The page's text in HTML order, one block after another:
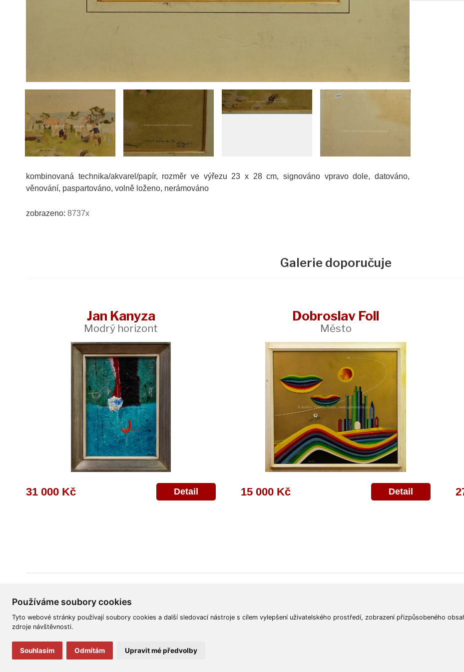
Používáme soubory cookies
Tyto webové stránky používají soubory cookies a další sledovací nástroje s cílem vylepšení uživatelského prostředí, zobrazení přizpůsobeného
zdroje návštěvnosti.
Souhlasím Odmítám Upravit mé předvolby
kombinovaná technika/akvarel/papír, rozměr ve výřezu 23 x 28 cm, signováno vpravo dole, datováno,
věnování, paspartováno, volně loženo, nerámováno
zobrazeno: 8737x
Galerie doporučuje
Jan Kanyza
Modrý horizont
31 000 Kč Detail
Dobroslav Foll
Město
15 000 Kč Detail